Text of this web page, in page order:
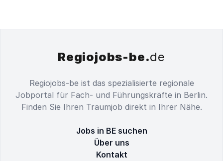
Regiojobs-be.de
Regiojobs-be ist das spezialisierte regionale
Jobportal für Fach- und Führungskräfte in Berlin.
Finden Sie Ihren Traumjob direkt in Ihrer Nähe.
Jobs in BE suchen
Über uns
Kontakt